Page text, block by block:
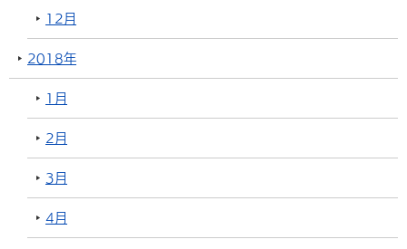
12月
2018年
1月
2月
3月
4月